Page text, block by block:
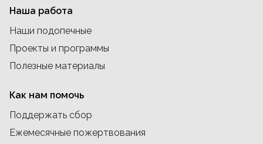
Наша работа
Наши подопечные
Проекты и программы
Полезные материалы
Как нам помочь
Поддержать сбор
Ежемесячные пожертвования